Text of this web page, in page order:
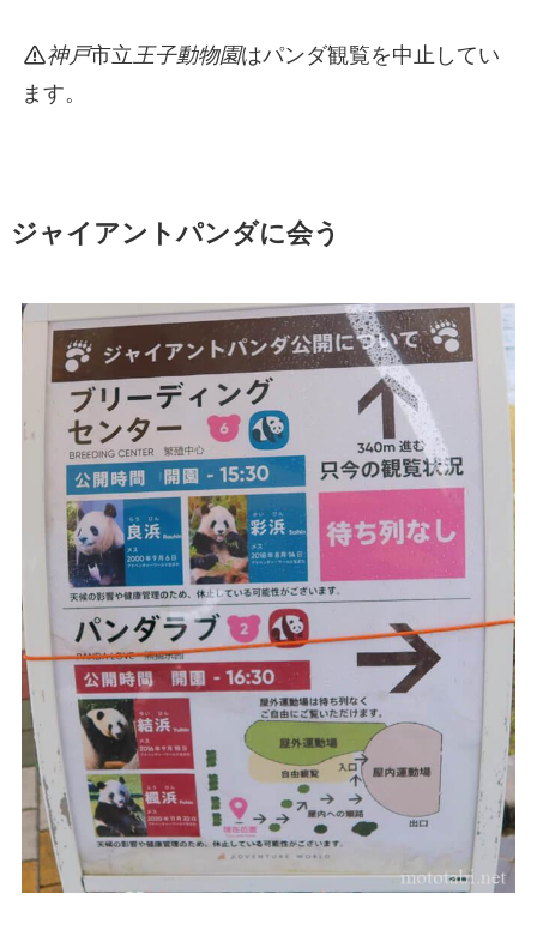
神戸市立 王子動物園はパンダ観覧を中止してい
ます。
ジャイアントパンダに会う